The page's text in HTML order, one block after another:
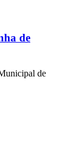
de
de